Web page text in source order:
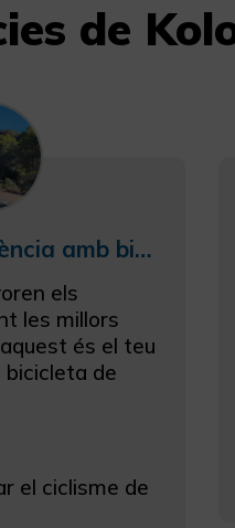
de
Província de València amb bicicleta, combina costa i interior
els
les millors
és el teu
bicicleta de
el ciclisme de